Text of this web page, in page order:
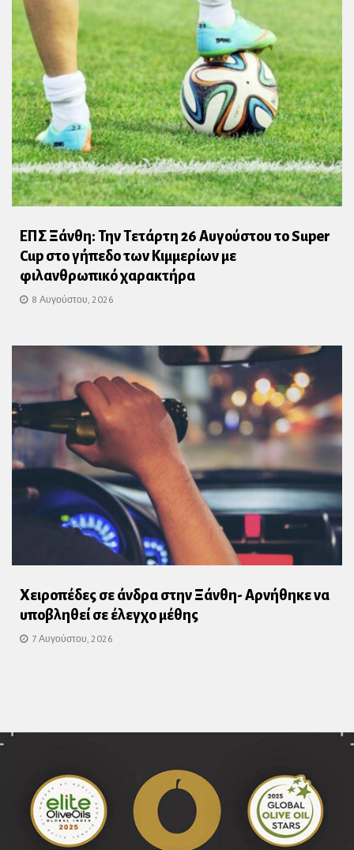
ΕΠΣ Ξάνθη: Την Τετάρτη 26 Αυγούστου το Super
Cup στο γήπεδο των Κιμμερίων με
φιλανθρωπικό χαρακτήρα
8 Αυγούστου, 2026
Χειροπέδες σε άνδρα στην Ξάνθη- Αρνήθηκε να
υποβληθεί σε έλεγχο μέθης
7 Αυγούστου, 2026